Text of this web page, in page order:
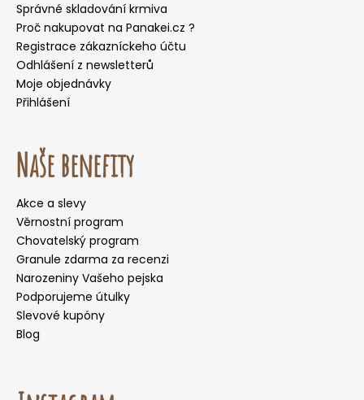
Správné skladování krmiva
Proč nakupovat na Panakei.cz ?
Registrace zákazníckeho účtu
Odhlášení z newsletterů
Moje objednávky
Přihlášení
Naše benefity
Akce a slevy
Věrnostní program
Chovatelský program
Granule zdarma za recenzi
Narozeniny Vašeho pejska
Podporujeme útulky
Slevové kupóny
Blog